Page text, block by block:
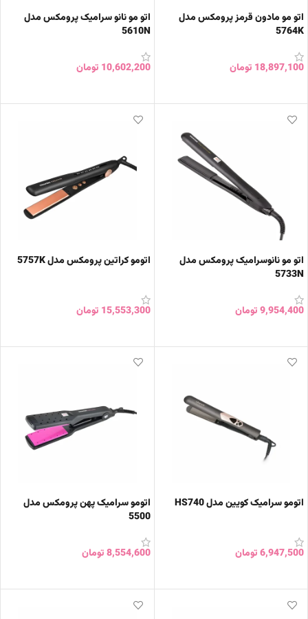
اتو مو مادون قرمز پرومکس مدل
5764K
18,897,100 تومان
اتو مو نانو سرامیک پرومکس مدل
5610N
10,602,200 تومان
اتو مو نانوسرامیک پرومکس مدل
5733N
9,954,400تومان
اتومو کراتین پرومکس مدل 5757K
15,553,300 تومان
اتومو سرامیک کویین مدل HS740
6,947,500تومان
اتومو سرامیک پهن پرومکس مدل
5500
8,554,600تومان